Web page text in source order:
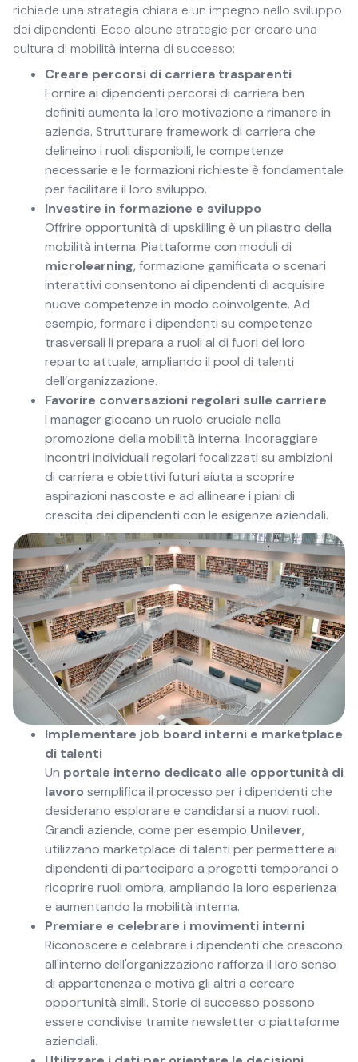
richiede una strategia chiara e un impegno nello sviluppo
dei dipendenti. Ecco alcune strategie per creare una
cultura di mobilità interna di successo:
Creare percorsi di carriera trasparenti
Fornire ai dipendenti percorsi di carriera ben
definiti aumenta la loro motivazione a rimanere in
azienda. Strutturare framework di carriera che
delineino i ruoli disponibili, le competenze
necessarie e le formazioni richieste è fondamentale
per facilitare il loro sviluppo.
Investire in formazione e sviluppo
Offrire opportunità di upskilling è un pilastro della
mobilità interna. Piattaforme con moduli di
microlearning, formazione gamificata o scenari
interattivi consentono ai dipendenti di acquisire
nuove competenze in modo coinvolgente. Ad
esempio, formare i dipendenti su competenze
trasversali li prepara a ruoli al di fuori del loro
reparto attuale, ampliando il pool di talenti
dell’organizzazione.
Favorire conversazioni regolari sulle carriere
I manager giocano un ruolo cruciale nella
promozione della mobilità interna. Incoraggiare
incontri individuali regolari focalizzati su ambizioni
di carriera e obiettivi futuri aiuta a scoprire
aspirazioni nascoste e ad allineare i piani di
crescita dei dipendenti con le esigenze aziendali.
Implementare job board interni e marketplace
di talenti
Un portale interno dedicato alle opportunità di
lavoro semplifica il processo per i dipendenti che
desiderano esplorare e candidarsi a nuovi ruoli.
Grandi aziende, come per esempio Unilever,
utilizzano marketplace di talenti per permettere ai
dipendenti di partecipare a progetti temporanei o
ricoprire ruoli ombra, ampliando la loro esperienza
e aumentando la mobilità interna.
Premiare e celebrare i movimenti interni
Riconoscere e celebrare i dipendenti che crescono
all'interno dell'organizzazione rafforza il loro senso
di appartenenza e motiva gli altri a cercare
opportunità simili. Storie di successo possono
essere condivise tramite newsletter o piattaforme
aziendali.